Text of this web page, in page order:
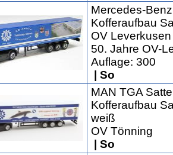
Mercedes-
Kofferaufbau
OV Leverkusen
50. Jahre OV-
Auflage: 300
| So
MAN TGA
Kofferaufbau
weiß
OV Tönning
| So